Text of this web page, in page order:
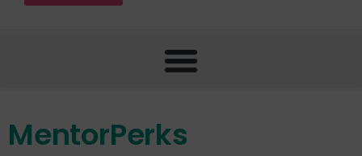
MentorPerks